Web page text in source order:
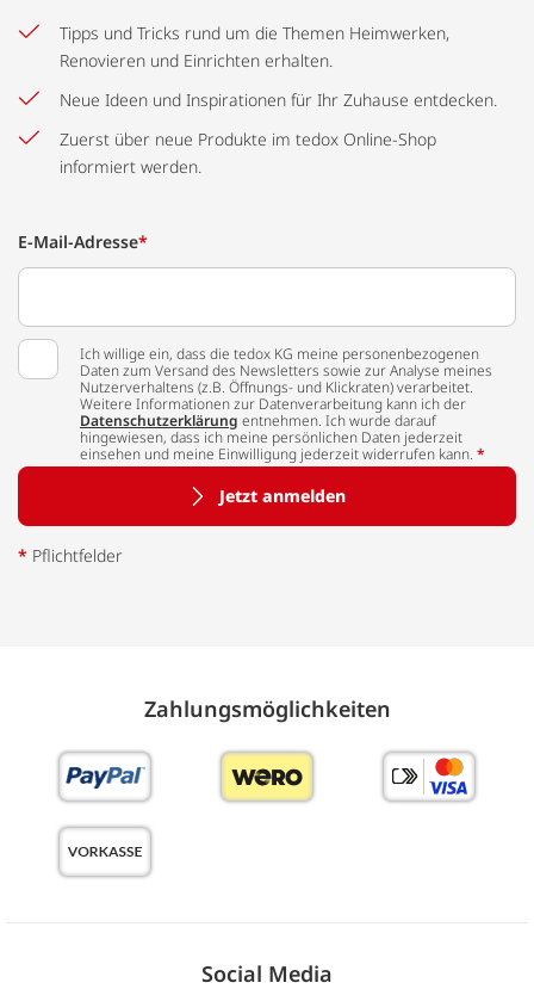
Tipps und Tricks rund um die Themen Heimwerken,
Renovieren und Einrichten erhalten.
Neue Ideen und Inspirationen für Ihr Zuhause entdecken.
Zuerst über neue Produkte im tedox Online-Shop
informiert werden.
E-Mail-Adresse*
Ich willige ein, dass die tedox KG meine personenbezogenen
Daten zum Versand des Newsletters sowie zur Analyse meines
Nutzerverhaltens (z.B. Öffnungs- und Klickraten) verarbeitet.
Weitere Informationen zur Datenverarbeitung kann ich der
Datenschutzerklärung entnehmen. Ich wurde darauf
hingewiesen, dass ich meine persönlichen Daten jederzeit
einsehen und meine Einwilligung jederzeit widerrufen kann. *
Jetzt anmelden
* Pflichtfelder
Zahlungs­möglich­keiten
Social Media